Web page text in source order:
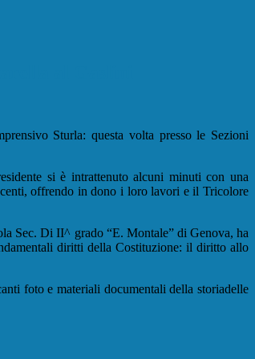
Sturla: questa volta presso le Sezioni
si è intrattenuto alcuni minuti con una
offrendo in dono i loro lavori e il Tricolore
Sec. Di II^ grado “E. Montale” di Genova, ha
diritti della Costituzione: il diritto allo
foto e materiali documentali della storiadelle